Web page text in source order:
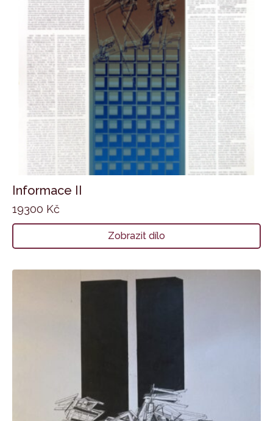
Informace II
19300 Kč
Zobrazit dílo